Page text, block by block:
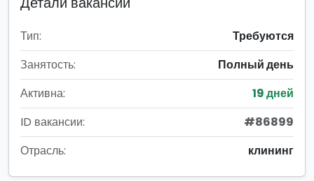
Тип:
Требуются
Занятость:
Полный день
Активна:
19 дней
ID вакансии:
#86899
Отрасль:
клининг